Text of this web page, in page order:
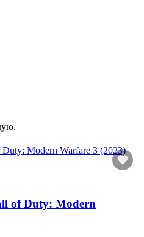
of Duty: Modern